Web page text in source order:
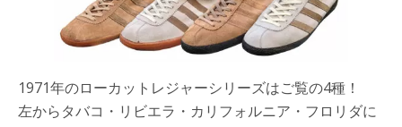
1971年のローカットレジャーシリーズはご覧の4種！
左からタバコ・リビエラ・カリフォルニア・フロリダに